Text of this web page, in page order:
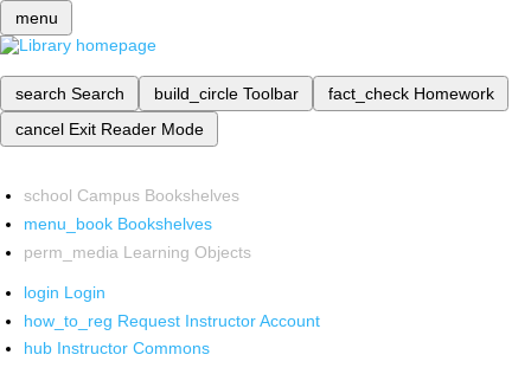
menu
search Search build_circle Toolbar fact_check Homework
cancel Exit Reader Mode
school Campus Bookshelves
menu_book Bookshelves
perm_media Learning Objects
login Login
how_to_reg Request Instructor Account
hub Instructor Commons